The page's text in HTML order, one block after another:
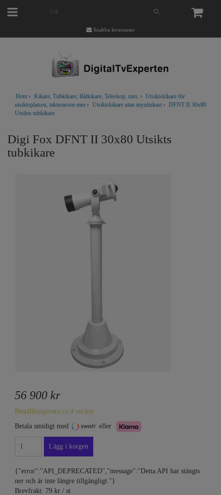
Snabba leveranser
Hem › Kikare, Tubkikare, Båtkikare, Teleskop, mm. › Utsiktskikare för
utsiktsplatsen, takterassen mm › Utsiktskikare utan myntinkast › DFNT II 30x80
Utsikts tubkikare
Digi Fox DFNT II 30x80 Utsikts
tubkikare
56 900 kr
Beställningsvara ca 4 veckor
Betala smidigt med
eller
{"error":"API_DEPRECATED","message":"Detta API har stängts
ner och är inte längre tillgängligt."}
Brevfrakt: 79 kr / st